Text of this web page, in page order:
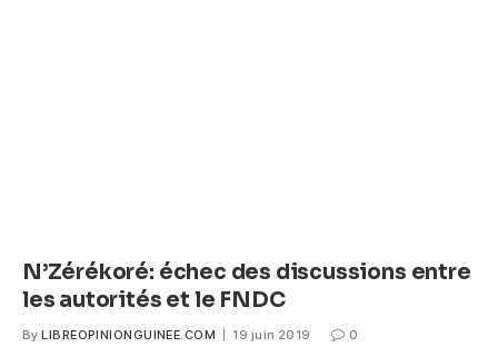
N’Zérékoré: échec des discussions entre
les autorités et le FNDC
By LIBREOPINIONGUINEE.COM 19 juin 2019 0